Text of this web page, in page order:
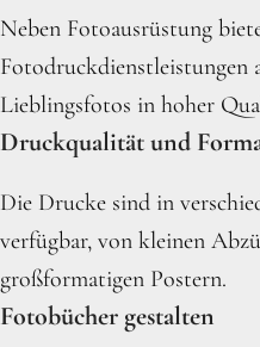
Neben Fotoausrüstung
Fotodruckdienstleistungen
Lieblingsfotos in hoher
Druckqualität und
Die Drucke sind in
verfügbar, von kleinen
großformatigen Postern.
Fotobücher gestalten